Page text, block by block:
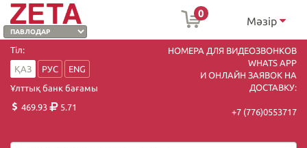
0
Мәзір
Тіл:
ҚАЗ
РУС
ENG
Ұлттық банк бағамы
469.93
5.71
НОМЕРА ДЛЯ ВИДЕОЗВОНКОВ
WHATS APP
И ОНЛАЙН ЗАЯВОК НА
ДОСТАВКУ:
+7 (776)0553717